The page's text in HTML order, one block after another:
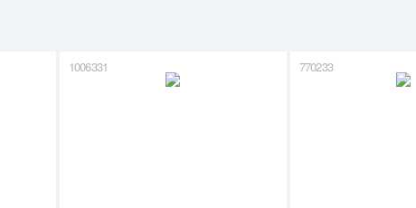
1006331 770233